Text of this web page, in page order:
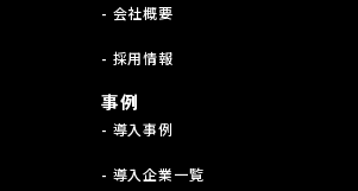
- 会社概要
- 採用情報
事例
- 導入事例
- 導入企業一覧